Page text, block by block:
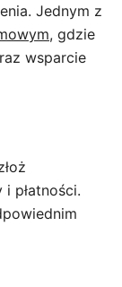
Jednym z
, gdzie
wsparcie
płatności.